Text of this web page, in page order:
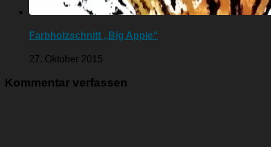
Farbholzschnitt „Big Apple“
27. Oktober 2015
Kommentar verfassen